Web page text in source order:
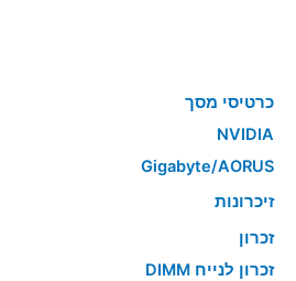
כרטיסי מסך
NVIDIA
Gigabyte/AORUS
זיכרונות
זכרון
זכרון לנייח DIMM